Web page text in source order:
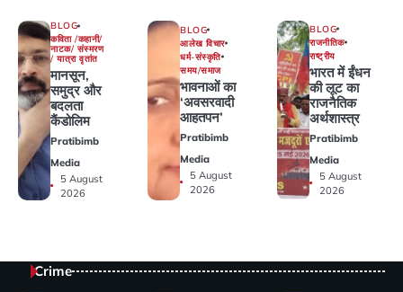
BLOG
कविता /कहानी/
नाटक/ संस्मरण
/ यात्रा वृतांत
मानसून,
समुद्र और
बदलता
कैंडोलिम
Pratibimb
Media
5 August
2026
BLOG
आलेख विचार
धर्म-संस्कृति
समय/समाज
भावनाओं का
‘अवसरवादी
आहतपन’
Pratibimb
Media
5 August
2026
BLOG
राजनीतिक
राष्ट्रीय
भारत में ईंधन
की लूट का
राजनैतिक
अर्थशास्त्र
Pratibimb
Media
5 August
2026
Crime